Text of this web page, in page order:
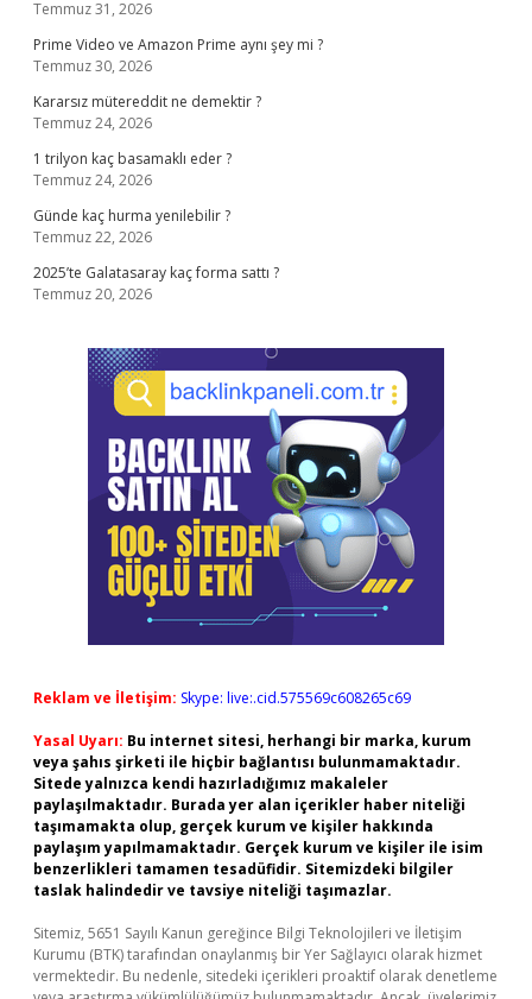
Temmuz 31, 2026
Prime Video ve Amazon Prime aynı şey mi ?
Temmuz 30, 2026
Kararsız mütereddit ne demektir ?
Temmuz 24, 2026
1 trilyon kaç basamaklı eder ?
Temmuz 24, 2026
Günde kaç hurma yenilebilir ?
Temmuz 22, 2026
2025’te Galatasaray kaç forma sattı ?
Temmuz 20, 2026
Reklam ve İletişim: Skype: live:.cid.575569c608265c69
Yasal Uyarı: Bu internet sitesi, herhangi bir marka, kurum
veya şahıs şirketi ile hiçbir bağlantısı bulunmamaktadır.
Sitede yalnızca kendi hazırladığımız makaleler
paylaşılmaktadır. Burada yer alan içerikler haber niteliği
taşımamakta olup, gerçek kurum ve kişiler hakkında
paylaşım yapılmamaktadır. Gerçek kurum ve kişiler ile isim
benzerlikleri tamamen tesadüfidir. Sitemizdeki bilgiler
taslak halindedir ve tavsiye niteliği taşımazlar.
Sitemiz, 5651 Sayılı Kanun gereğince Bilgi Teknolojileri ve İletişim
Kurumu (BTK) tarafından onaylanmış bir Yer Sağlayıcı olarak hizmet
vermektedir. Bu nedenle, sitedeki içerikleri proaktif olarak denetleme